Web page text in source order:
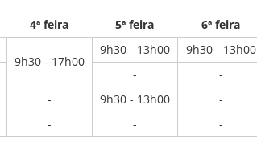
4ª feira 5ª feira 6ª feira
9h30 - 17h00
9h30 - 13h00
9h30 - 13h00
- -
- 9h30 - 13h00
-
- - -